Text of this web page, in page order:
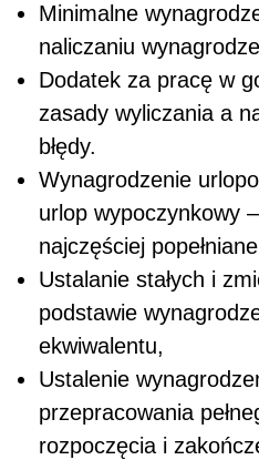
Minimalne
naliczaniu
Dodatek za pracę w
zasady wyliczania a
błędy.
Wynagrodzenie
urlop wypoczynkowy
najczęściej
Ustalanie stałych i
podstawie
ekwiwalentu,
Ustalenie
przepracowania
rozpoczęcia i